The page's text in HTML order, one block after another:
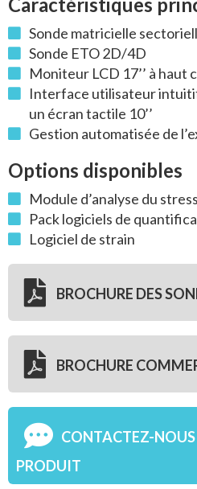
Caractéristiques
Sonde matricielle
Sonde ETO 2D/4D
Moniteur LCD 17’’ à haut
Interface utilisateur
un écran tactile 10’’
Gestion automatisée de
Options disponibles
Module d’analyse du stress
Pack logiciels de
Logiciel de strain
BROCHURE DES
BROCHURE
CONTACTEZ-NOUS
PRODUIT